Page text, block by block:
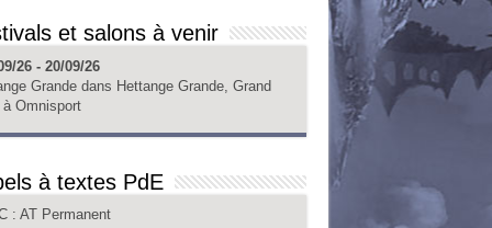
et salons à venir
26 - 20/09/26
Grande dans Hettange Grande, Grand
à Omnisport
à textes PdE
: AT Permanent